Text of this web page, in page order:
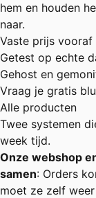
hem en houden
naar.
Vaste prijs vooraf
Getest op echte
Gehost en
Vraag je gratis
Alle producten
Twee systemen
week tijd.
Onze webshop
samen: Orders
moet ze zelf